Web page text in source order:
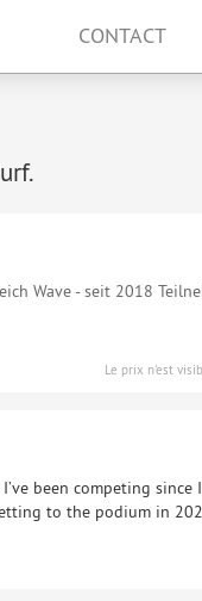
CONTACT
Wave - seit 2018
Le prix n'est
been competing
to the podium in